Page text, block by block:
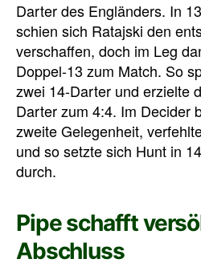
Darter des Engländers. In
schien sich Ratajski den
verschaffen, doch im Leg
Doppel-13 zum Match. So
zwei 14-Darter und erzielte
Darter zum 4:4. Im Decider
zweite Gelegenheit,
und so setzte sich Hunt in
durch.
Pipe schafft
Abschluss